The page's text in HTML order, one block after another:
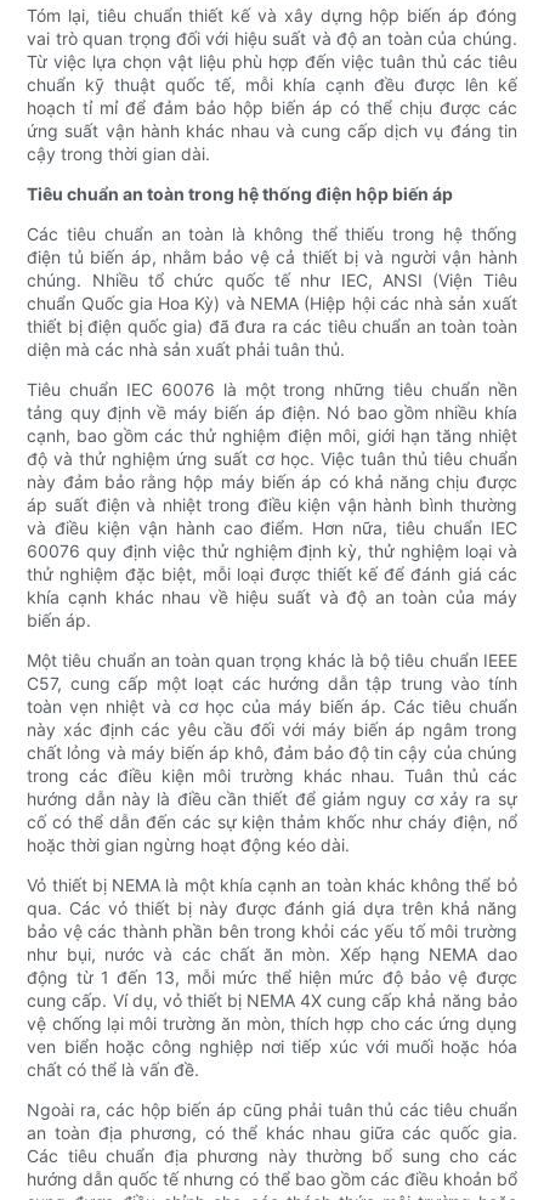
Tóm lại, tiêu chuẩn thiết kế và xây dựng hộp biến áp đóng
vai trò quan trọng đối với hiệu suất và độ an toàn của chúng.
Từ việc lựa chọn vật liệu phù hợp đến việc tuân thủ các tiêu
chuẩn kỹ thuật quốc tế, mỗi khía cạnh đều được lên kế
hoạch tỉ mỉ để đảm bảo hộp biến áp có thể chịu được các
ứng suất vận hành khác nhau và cung cấp dịch vụ đáng tin
cậy trong thời gian dài.
Tiêu chuẩn an toàn trong hệ thống điện hộp biến áp
Các tiêu chuẩn an toàn là không thể thiếu trong hệ thống
điện tủ biến áp, nhằm bảo vệ cả thiết bị và người vận hành
chúng. Nhiều tổ chức quốc tế như IEC, ANSI (Viện Tiêu
chuẩn Quốc gia Hoa Kỳ) và NEMA (Hiệp hội các nhà sản xuất
thiết bị điện quốc gia) đã đưa ra các tiêu chuẩn an toàn toàn
diện mà các nhà sản xuất phải tuân thủ.
Tiêu chuẩn IEC 60076 là một trong những tiêu chuẩn nền
tảng quy định về máy biến áp điện. Nó bao gồm nhiều khía
cạnh, bao gồm các thử nghiệm điện môi, giới hạn tăng nhiệt
độ và thử nghiệm ứng suất cơ học. Việc tuân thủ tiêu chuẩn
này đảm bảo rằng hộp máy biến áp có khả năng chịu được
áp suất điện và nhiệt trong điều kiện vận hành bình thường
và điều kiện vận hành cao điểm. Hơn nữa, tiêu chuẩn IEC
60076 quy định việc thử nghiệm định kỳ, thử nghiệm loại và
thử nghiệm đặc biệt, mỗi loại được thiết kế để đánh giá các
khía cạnh khác nhau về hiệu suất và độ an toàn của máy
biến áp.
Một tiêu chuẩn an toàn quan trọng khác là bộ tiêu chuẩn IEEE
C57, cung cấp một loạt các hướng dẫn tập trung vào tính
toàn vẹn nhiệt và cơ học của máy biến áp. Các tiêu chuẩn
này xác định các yêu cầu đối với máy biến áp ngâm trong
chất lỏng và máy biến áp khô, đảm bảo độ tin cậy của chúng
trong các điều kiện môi trường khác nhau. Tuân thủ các
hướng dẫn này là điều cần thiết để giảm nguy cơ xảy ra sự
cố có thể dẫn đến các sự kiện thảm khốc như cháy điện, nổ
hoặc thời gian ngừng hoạt động kéo dài.
Vỏ thiết bị NEMA là một khía cạnh an toàn khác không thể bỏ
qua. Các vỏ thiết bị này được đánh giá dựa trên khả năng
bảo vệ các thành phần bên trong khỏi các yếu tố môi trường
như bụi, nước và các chất ăn mòn. Xếp hạng NEMA dao
động từ 1 đến 13, mỗi mức thể hiện mức độ bảo vệ được
cung cấp. Ví dụ, vỏ thiết bị NEMA 4X cung cấp khả năng bảo
vệ chống lại môi trường ăn mòn, thích hợp cho các ứng dụng
ven biển hoặc công nghiệp nơi tiếp xúc với muối hoặc hóa
chất có thể là vấn đề.
Ngoài ra, các hộp biến áp cũng phải tuân thủ các tiêu chuẩn
an toàn địa phương, có thể khác nhau giữa các quốc gia.
Các tiêu chuẩn địa phương này thường bổ sung cho các
hướng dẫn quốc tế nhưng có thể bao gồm các điều khoản bổ